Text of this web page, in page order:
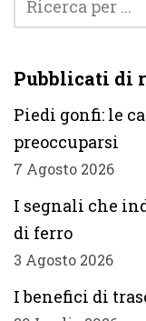
Pubblicati di
Piedi gonfi: le
preoccuparsi
7 Agosto 2026
I segnali che
di ferro
3 Agosto 2026
I benefici di